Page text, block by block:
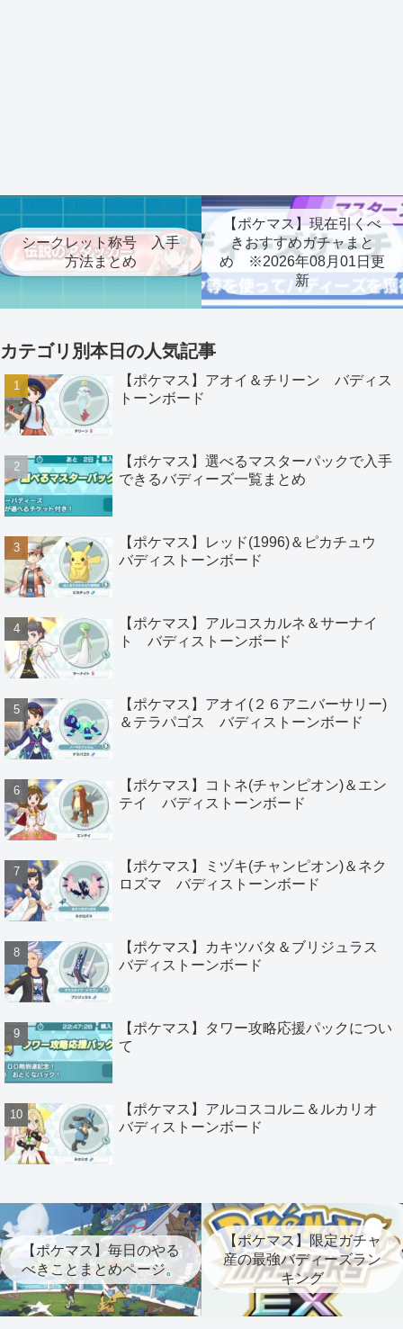
シークレット称号 入手
方法まとめ
【ポケマス】現在引くべ
きおすすめガチャまと
め ※2026年08月01日更
新
カテゴリ別本日の人気記事
【ポケマス】アオイ＆チリーン バディス
トーンボード
【ポケマス】選べるマスターパックで入手
できるバディーズ一覧まとめ
【ポケマス】レッド(1996)＆ピカチュウ
バディストーンボード
【ポケマス】アルコスカルネ＆サーナイ
ト バディストーンボード
【ポケマス】アオイ(２６アニバーサリー)
＆テラパゴス バディストーンボード
【ポケマス】コトネ(チャンピオン)＆エン
テイ バディストーンボード
【ポケマス】ミヅキ(チャンピオン)＆ネク
ロズマ バディストーンボード
【ポケマス】カキツバタ＆ブリジュラス
バディストーンボード
【ポケマス】タワー攻略応援パックについ
て
【ポケマス】アルコスコルニ＆ルカリオ
バディストーンボード
【ポケマス】毎日のやる
べきことまとめページ。
【ポケマス】限定ガチャ
産の最強バディーズラン
キング